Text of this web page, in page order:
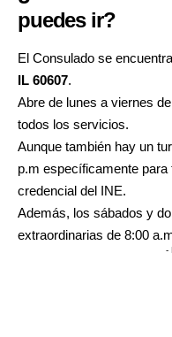
puedes ir?
El Consulado se
IL 60607.
Abre de lunes a viernes
todos los servicios.
Aunque también hay un
p.m específicamente
credencial del INE.
Además, los sábados y
extraordinarias de 8:00
-